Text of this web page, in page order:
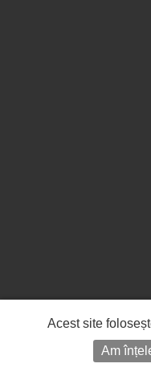
Acest site
Am